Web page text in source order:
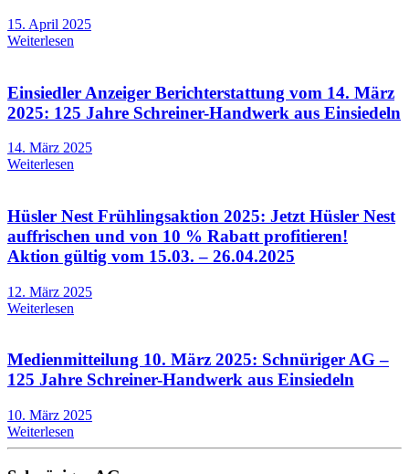
15. April 2025
Weiterlesen
Einsiedler Anzeiger Berichterstattung vom 14. März
2025: 125 Jahre Schreiner-Handwerk aus Einsiedeln
14. März 2025
Weiterlesen
Hüsler Nest Frühlingsaktion 2025: Jetzt Hüsler Nest
auffrischen und von 10 % Rabatt profitieren!
Aktion gültig vom 15.03. – 26.04.2025
12. März 2025
Weiterlesen
Medienmitteilung 10. März 2025: Schnüriger AG –
125 Jahre Schreiner-Handwerk aus Einsiedeln
10. März 2025
Weiterlesen